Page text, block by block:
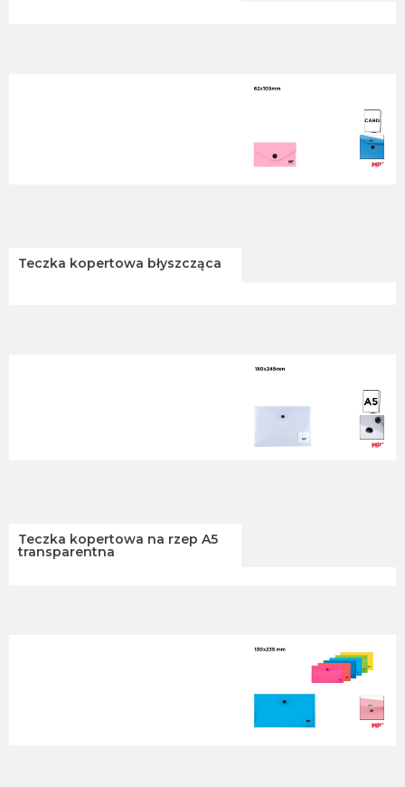
Teczka kopertowa błyszcząca
Teczka kopertowa na rzep A5
transparentna